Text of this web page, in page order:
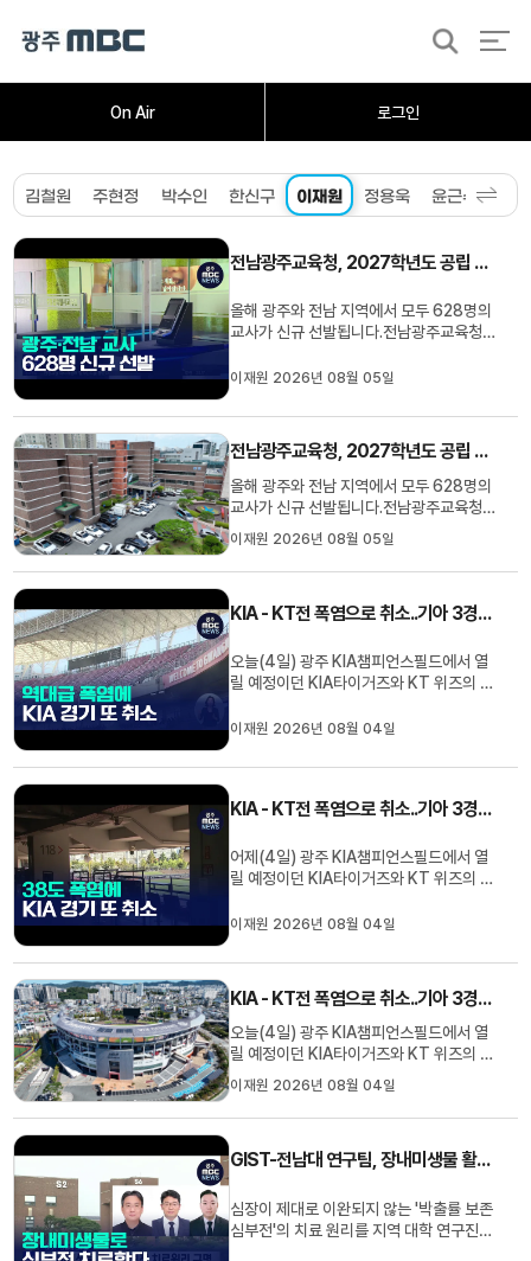
On Air 로그인
검
오늘의뉴스뉴스데스크 취재가시작되자
김철원 주현정 박수인 한신구 이재원 정용욱 윤근수
전남광주교육청, 2027학년도 공립 교사 628명 선발
올해 광주와 전남 지역에서 모두 628명의
교사가 신규 선발됩니다.전남광주교육청은
수학교, 그리고 중등학교 등 628명의 교사
일정을 누리집에 사전 예고했습니다.이번
임용시험은 종전과 마찬가지로 광주와 전
남 지역을 분리해 실시하게 됩...
이재원 2026년 08월 05일
전남광주교육청, 2027학년도 공립 교사 628명 선발
올해 광주와 전남 지역에서 모두 628명의
교사가 신규 선발됩니다.전남광주교육청은
2027학년도 공립 유치원과 초등학교, 특
수학교, 그리고 중등학교 등 628명의 교사
를 선발하기 위한 시험 과목과 인원, 시험
임용시험은 종전과 마찬가지로 광주와 전
이재원 2026년 08월 05일
KIA - KT전 폭염으로 취소..기아 3경기 연속 취소
오늘(4일) 광주 KIA챔피언스필드에서 열
릴 예정이던 KIA타이거즈와 KT 위즈의 경
체감온도 38도 이상이 예상될 때 적용되는
께 광주 경기 취소 결정을 내렸다고 밝혔습
노스와의 원정에 이어 오늘까지 ...
이재원 2026년 08월 04일
KIA - KT전 폭염으로 취소..기아 3경기 연속 취소
어제(4일) 광주 KIA챔피언스필드에서 열
릴 예정이던 KIA타이거즈와 KT 위즈의 경
체감온도 38도 이상이 예상될 때 적용되는
께 광주 경기 취소 결정을 내렸다고 밝혔습
니다.이로써 KIA는 지난 1일 창원 NC 다이
노스와의 원정에 이어 오늘까지 ...
이재원 2026년 08월 04일
KIA - KT전 폭염으로 취소..기아 3경기 연속 취소
오늘(4일) 광주 KIA챔피언스필드에서 열
릴 예정이던 KIA타이거즈와 KT 위즈의 경
기가 폭염으로 취소됐습니다.KBO는 최고
체감온도 38도 이상이 예상될 때 적용되는
폭염 세칙에 근거해 잠실 NC-두산전과 함
니다.이로써 KIA는 지난 1일 창원 NC 다이
이재원 2026년 08월 04일
GIST-전남대 연구팀, 장내미생물 활용 심부전 치료원리 규명
심장이 제대로 이완되지 않는 '박출률 보존
심부전'의 치료 원리를 지역 대학 연구진이